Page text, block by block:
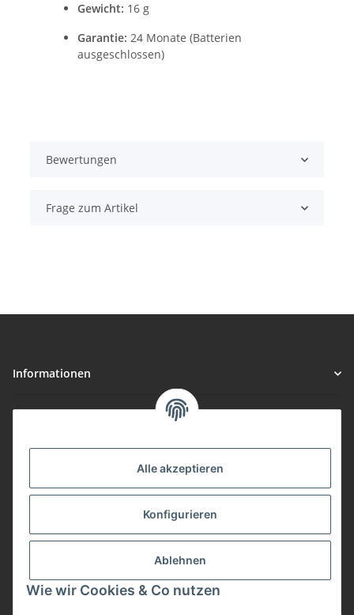
Alle akzeptieren
Konfigurieren
Ablehnen
Wie wir Cookies & Co nutzen
Gewicht: 16 g
Garantie: 24 Monate (Batterien
ausgeschlossen)
Bewertungen
Frage zum Artikel
Informationen
Gute Preis/Leistung
viele Zahlungsarten
Günstige Versandkosten
Zahlungsarten